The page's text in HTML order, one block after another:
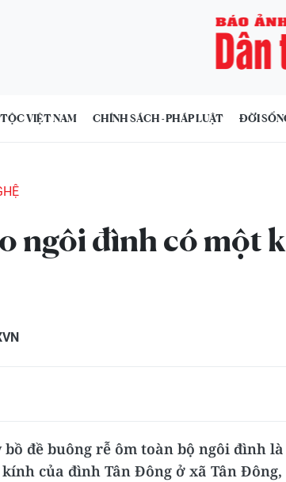
VIỆT NAM CHÍNH SÁCH - PHÁP LUẬT ĐỜI
ngôi đình có một
bồ đề buông rễ ôm toàn bộ ngôi đình
kính của đình Tân Đông ở xã Tân